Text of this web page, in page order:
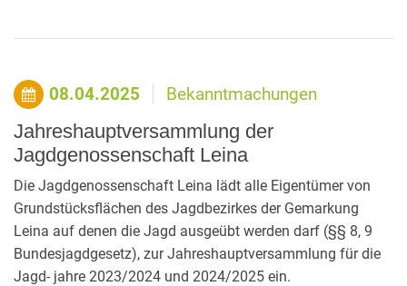
08.04.2025 Bekanntmachungen
Jahreshauptversammlung der
Jagdgenossenschaft Leina
Die Jagdgenossenschaft Leina lädt alle Eigentümer von
Grundstücksflächen des Jagdbezirkes der Gemarkung
Leina auf denen die Jagd ausgeübt werden darf (§§ 8, 9
Bundesjagdgesetz), zur Jahreshauptversammlung für die
Jagd- jahre 2023/2024 und 2024/2025 ein.